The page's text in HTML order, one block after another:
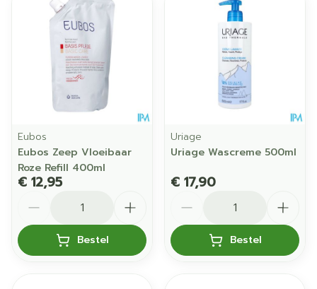
Eubos
Eubos Zeep Vloeibaar
Roze Refill 400ml
€ 12,95
Bestel
Uriage
Uriage Wascreme 500ml
€ 17,90
Bestel